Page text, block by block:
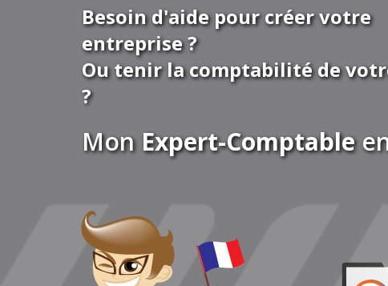
Besoin d'aide pour créer votre
entreprise ?
Ou tenir la comptabilité de
?
Mon Expert-Comptable